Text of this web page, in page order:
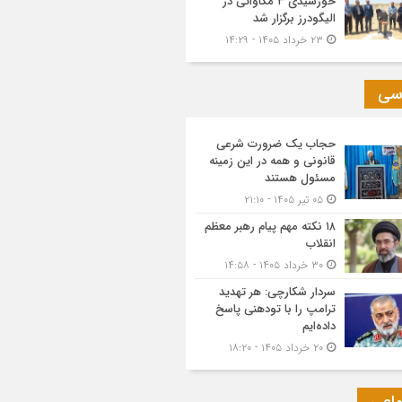
الیگودرز برگزار شد
حجاب یک ضرورت شرعی
قانونی و همه در این زمینه
مسئول هستند
۱۸ نکته مهم پیام رهبر معظم
انقلاب
سردار شکارچی: هر تهدید
ترامپ را با تودهنی پاسخ
داده‌ایم